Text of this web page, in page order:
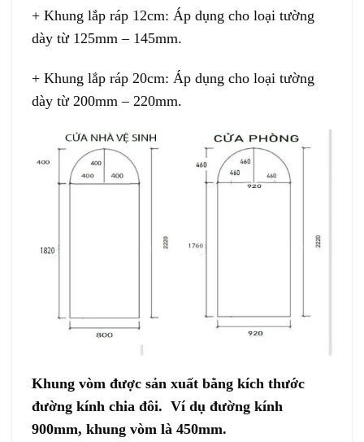
+ Khung lắp ráp 12cm: Áp dụng cho loại tường
dày từ 125mm – 145mm.
+ Khung lắp ráp 20cm: Áp dụng cho loại tường
dày từ 200mm – 220mm.
Khung vòm được sản xuất bằng kích thước
đường kính chia đôi. Ví dụ đường kính
900mm, khung vòm là 450mm.